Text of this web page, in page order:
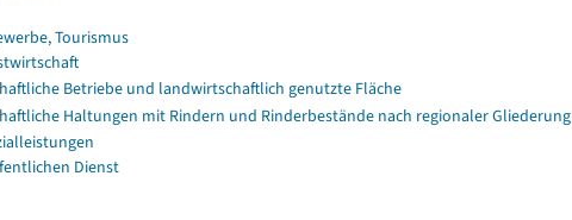
Tourismus
Betriebe und landwirtschaftlich genutzte Fläche
Haltungen mit Rindern und Rinderbestände nach regionaler Gliederung
Dienst